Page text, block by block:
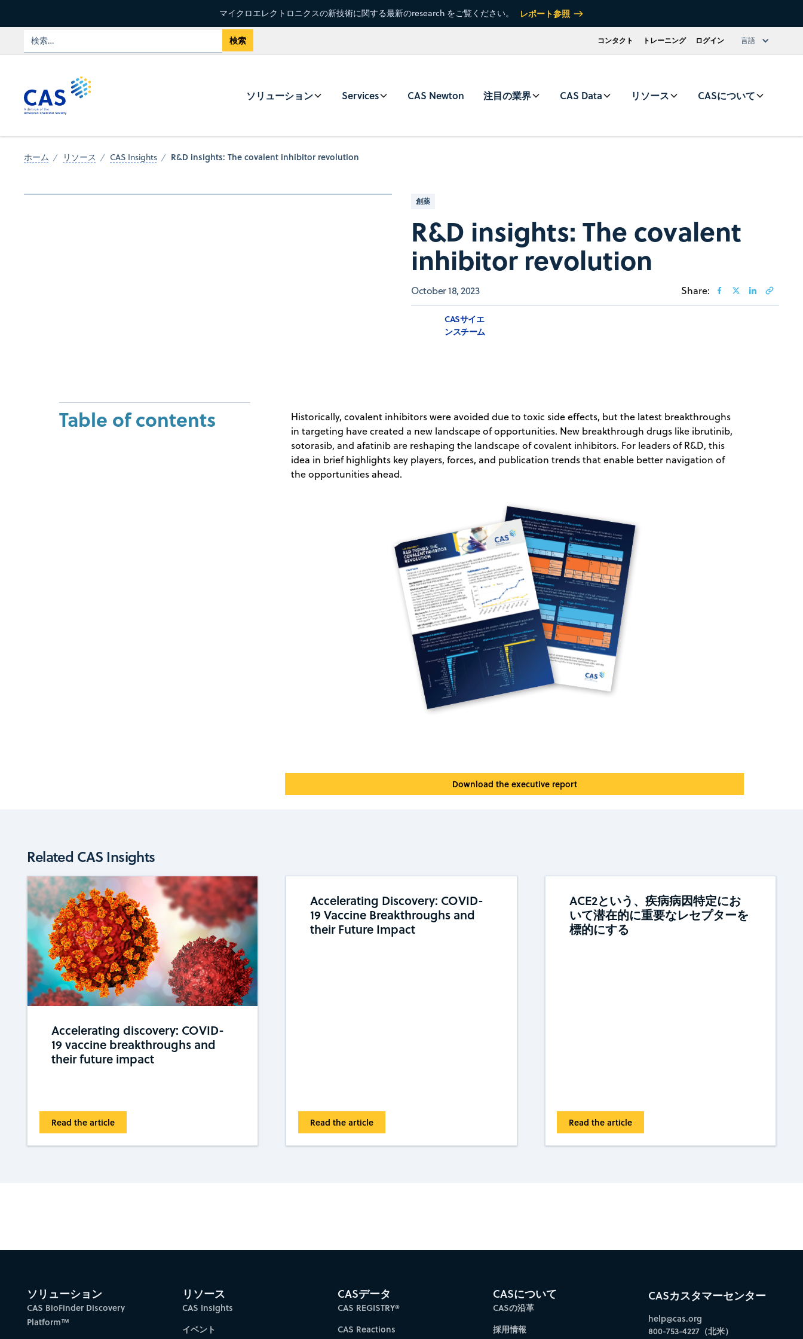
マイクロエレクトロニクスの新技術に関する最新のresearch をご覧ください。 レポート参照
コンタクト トレーニング ログイン 言語
ソリューション Services CAS Newton 注目の業界 CAS Data リソース CASについて
ホーム リソース CAS Insights R&D insights: The covalent inhibitor revolution
創薬
R&D insights: The covalent
inhibitor revolution
October 18, 2023 Share:
CASサイエ
ンスチーム
Table of contents
Historically, covalent inhibitors were avoided due to toxic side effects, but the latest breakthroughs
in targeting have created a new landscape of opportunities. New breakthrough drugs like ibrutinib,
sotorasib, and afatinib are reshaping the landscape of covalent inhibitors. For leaders of R&D, this
idea in brief highlights key players, forces, and publication trends that enable better navigation of
the opportunities ahead.
Download the executive report
Related CAS Insights
Accelerating discovery: COVID-
19 vaccine breakthroughs and
their future impact
Read the article
Accelerating Discovery: COVID-
19 Vaccine Breakthroughs and
their Future Impact
Read the article
ACE2という、疾病病因特定にお
いて潜在的に重要なレセプターを
標的にする
Read the article
ソリューション
CAS BioFinder Discovery
Platform™
リソース
CAS Insights
イベント
CASデータ
CAS REGISTRY®
CAS Reactions
CASについて
CASの沿革
採用情報
CASカスタマーセンター
help@cas.org
800-753-4227（北米）